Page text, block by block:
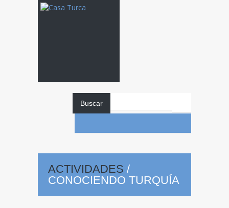
Buscar
ACTIVIDADES /
CONOCIENDO TURQUÍA
20 Turquía